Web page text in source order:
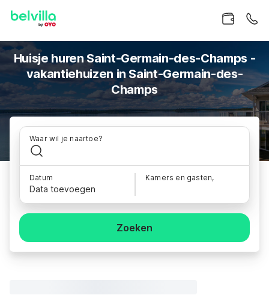
Huisje huren Saint-Germain-des-Champs -
vakantiehuizen in Saint-Germain-des-
Champs
Waar wil je naartoe?
Datum
Data toevoegen
Kamers en gasten,
Zoeken